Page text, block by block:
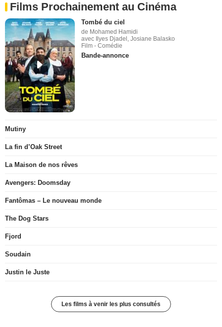
Films Prochainement au Cinéma
Tombé du ciel
de Mohamed Hamidi
avec Ilyes Djadel, Josiane Balasko
Film - Comédie
Bande-annonce
Mutiny
La fin d’Oak Street
La Maison de nos rêves
Avengers: Doomsday
Fantômas – Le nouveau monde
The Dog Stars
Fjord
Soudain
Justin le Juste
Les films à venir les plus consultés